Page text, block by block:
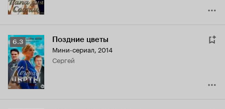
Рейтинг
Кинопоиска
6.3
6.3 Поздние цветы
Мини-сериал, 2014
Сергей